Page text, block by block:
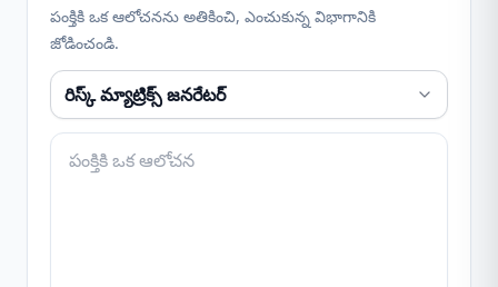
పంక్తికి ఒక ఆలోచనను అతికించి, ఎంచుకున్న విభాగానికి
జోడించండి.